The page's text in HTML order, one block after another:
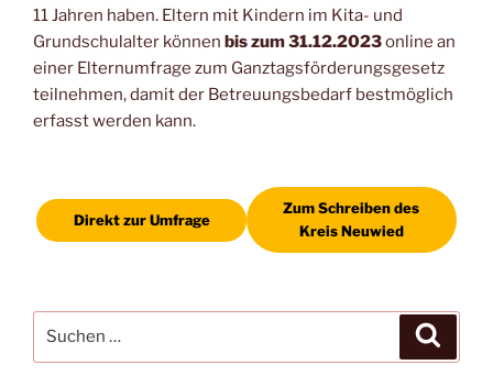
11 Jahren haben. Eltern mit Kindern im Kita- und
Grundschulalter können bis zum 31.12.2023online an
einer Elternumfrage zum Ganztagsförderungsgesetz
teilnehmen, damit der Betreuungsbedarf bestmöglich
erfasst werden kann.
Direkt zur Umfrage
Zum Schreiben des
Kreis Neuwied
nach: